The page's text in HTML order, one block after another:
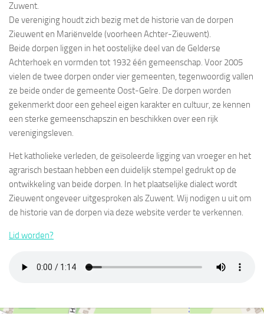
Zuwent.
De vereniging houdt zich bezig met de historie van de dorpen
Zieuwent en Mariënvelde (voorheen Achter-Zieuwent).
Beide dorpen liggen in het oostelijke deel van de Gelderse
Achterhoek en vormden tot 1932 één gemeenschap. Voor 2005
vielen de twee dorpen onder vier gemeenten, tegenwoordig vallen
ze beide onder de gemeente Oost-Gelre. De dorpen worden
gekenmerkt door een geheel eigen karakter en cultuur, ze kennen
een sterke gemeenschapszin en beschikken over een rijk
verenigingsleven.
Het katholieke verleden, de geïsoleerde ligging van vroeger en het
agrarisch bestaan hebben een duidelijk stempel gedrukt op de
ontwikkeling van beide dorpen. In het plaatselijke dialect wordt
Zieuwent ongeveer uitgesproken als Zuwent. Wij nodigen u uit om
de historie van de dorpen via deze website verder te verkennen.
Lid worden?